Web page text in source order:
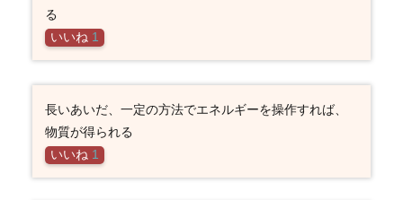
る
いいね 1
長いあいだ、一定の方法でエネルギーを操作すれば、
物質が得られる
いいね 1